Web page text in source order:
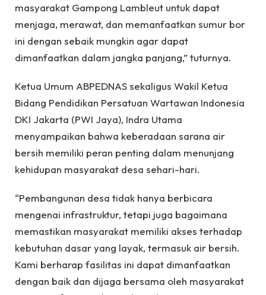
masyarakat Gampong Lambleut untuk dapat
menjaga, merawat, dan memanfaatkan sumur bor
ini dengan sebaik mungkin agar dapat
dimanfaatkan dalam jangka panjang,” tuturnya.
Ketua Umum ABPEDNAS sekaligus Wakil Ketua
Bidang Pendidikan Persatuan Wartawan Indonesia
DKI Jakarta (PWI Jaya), Indra Utama
menyampaikan bahwa keberadaan sarana air
bersih memiliki peran penting dalam menunjang
kehidupan masyarakat desa sehari-hari.
“Pembangunan desa tidak hanya berbicara
mengenai infrastruktur, tetapi juga bagaimana
memastikan masyarakat memiliki akses terhadap
kebutuhan dasar yang layak, termasuk air bersih.
Kami berharap fasilitas ini dapat dimanfaatkan
dengan baik dan dijaga bersama oleh masyarakat